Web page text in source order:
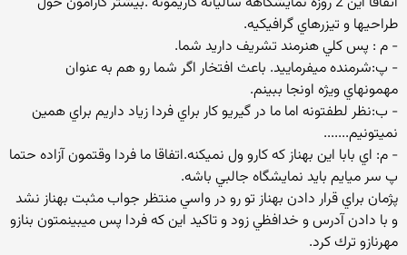
طراحيها و تيزرهاي گرافيكيه.
- م : پس كلي هنرمند تشريف داريد شما.
- پ:شرمنده ميفرماييد. باعث افتخار اگر شما رو هم به عنوان
مهمونهاي ويژه اونجا ببينم.
- ب:نظر لطفتونه اما ما در گيريو كار براي فردا زياد داريم براي همين
نميتونيم.......
- م: اي بابا اين بهناز كه كارو ول نميكنه.اتفاقا ما فردا وقتمون آزاده حتما
پ سر ميايم بايد نمايشگاه جالبي باشه.
پژمان براي قرار دادن بهناز تو رو در واسي منتظر جواب مثبت بهناز نشد
و با دادن آدرس و خدافظي زود و تاكيد اين كه فردا پس ميبينمتون بنازو
مهرنازو ترك كرد.